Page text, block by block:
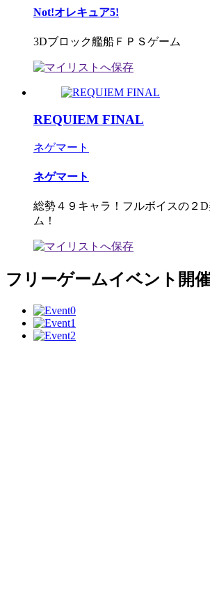
Not!オレキュア5!
3Dブロック艦船ＦＰＳゲーム
REQUIEM FINAL
ネゲマート
ネゲマート
総勢４９キャラ！フルボイスの２
ム！
フリーゲームイベント開催